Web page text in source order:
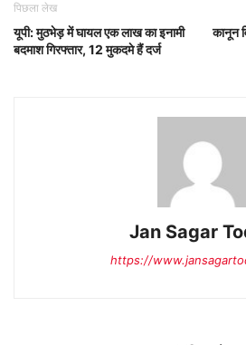
पिछला लेख
यूपी: मुठभेड़ में घायल एक लाख का इनामी
बदमाश गिरफ्तार, 12 मुकदमे हैं दर्ज
कानून
Jan Sagar
https://